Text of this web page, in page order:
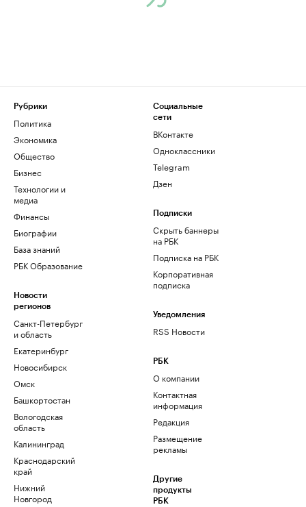
Рубрики
Политика
Экономика
Общество
Бизнес
Технологии и
медиа
Финансы
Биографии
База знаний
РБК Образование
Новости
регионов
Санкт-Петербург
и область
Екатеринбург
Новосибирск
Омск
Башкортостан
Вологодская
область
Калининград
Краснодарский
край
Нижний
Новгород
Социальные
сети
ВКонтакте
Одноклассники
Telegram
Дзен
Подписки
Скрыть баннеры
на РБК
Подписка на РБК
Корпоративная
подписка
Уведомления
RSS Новости
РБК
О компании
Контактная
информация
Редакция
Размещение
рекламы
Другие
продукты
РБК